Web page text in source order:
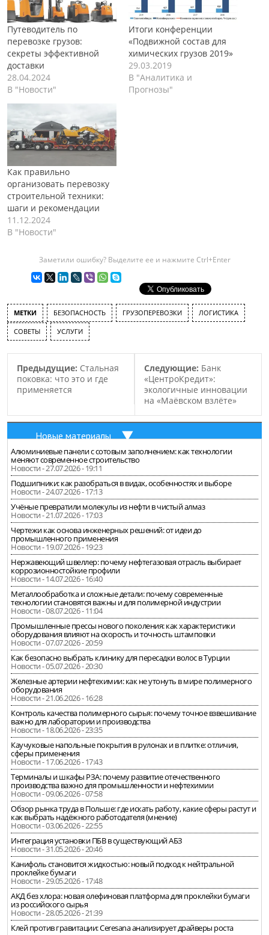
Путеводитель по
перевозке грузов:
секреты эффективной
доставки
28.04.2024
В "Новости"
Итоги конференции
«Подвижной состав для
химических грузов 2019»
29.03.2019
В "Аналитика и
Прогнозы"
Как правильно
организовать перевозку
строительной техники:
шаги и рекомендации
11.12.2024
В "Новости"
Заметили ошибку? Выделите ее и нажмите Ctrl+Enter
МЕТКИ БЕЗОПАСНОСТЬ ГРУЗОПЕРЕВОЗКИ ЛОГИСТИКА
СОВЕТЫ УСЛУГИ
Предыдущие: Стальная
поковка: что это и где
применяется
Следующие: Банк
«ЦентроКредит»:
экологичные инновации
на «Маёвском взлёте»
Новые материалы
Алюминиевые панели с сотовым заполнением: как технологии
меняют современное строительство
Новости - 27.07.2026 - 19:11
Подшипники: как разобраться в видах, особенностях и выборе
Новости - 24.07.2026 - 17:13
Учёные превратили молекулы из нефти в чистый алмаз
Новости - 21.07.2026 - 17:03
Чертежи как основа инженерных решений: от идеи до
промышленного применения
Новости - 19.07.2026 - 19:23
Нержавеющий швеллер: почему нефтегазовая отрасль выбирает
коррозионностойкие профили
Новости - 14.07.2026 - 16:40
Металлообработка и сложные детали: почему современные
технологии становятся важны и для полимерной индустрии
Новости - 08.07.2026 - 11:04
Промышленные прессы нового поколения: как характеристики
оборудования влияют на скорость и точность штамповки
Новости - 07.07.2026 - 20:59
Как безопасно выбрать клинику для пересадки волос в Турции
Новости - 05.07.2026 - 20:30
Железные артерии нефтехимии: как не утонуть в мире полимерного
оборудования
Новости - 21.06.2026 - 16:28
Контроль качества полимерного сырья: почему точное взвешивание
важно для лаборатории и производства
Новости - 18.06.2026 - 23:35
Каучуковые напольные покрытия в рулонах и в плитке: отличия,
сферы применения
Новости - 17.06.2026 - 17:43
Терминалы и шкафы РЗА: почему развитие отечественного
производства важно для промышленности и нефтехимии
Новости - 09.06.2026 - 07:58
Обзор рынка труда в Польше: где искать работу, какие сферы растут и
как выбрать надёжного работодателя (мнение)
Новости - 03.06.2026 - 22:55
Интеграция установки ПБВ в существующий АБЗ
Новости - 31.05.2026 - 20:46
Канифоль становится жидкостью: новый подход к нейтральной
проклейке бумаги
Новости - 29.05.2026 - 17:48
АКД без хлора: новая олефиновая платформа для проклейки бумаги
из российского сырья
Новости - 28.05.2026 - 21:39
Клей против гравитации: Ceresana анализирует драйверы роста